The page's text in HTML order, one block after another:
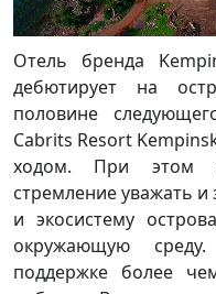
Отель бренда
дебютирует на
половине
Cabrits Resort
ходом. При этом
стремление уважать
и экосистему
окружающую
поддержке более